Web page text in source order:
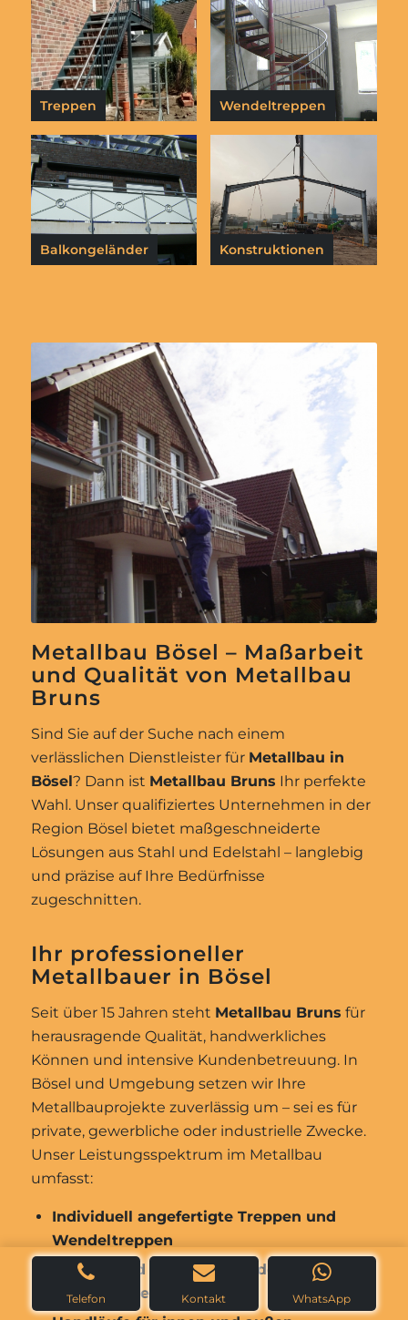
Treppen Wendeltreppen
Balkongeländer Konstruktionen
Metallbau Bösel – Maßarbeit
und Qualität von Metallbau
Bruns
Sind Sie auf der Suche nach einem
verlässlichen Dienstleister für Metallbau in
Bösel? Dann ist Metallbau Bruns Ihr perfekte
Wahl. Unser qualifiziertes Unternehmen in der
Region Bösel bietet maßgeschneiderte
Lösungen aus Stahl und Edelstahl – langlebig
und präzise auf Ihre Bedürfnisse
zugeschnitten.
Ihr professioneller
Metallbauer in Bösel
Seit über 15 Jahren steht Metallbau Bruns für
herausragende Qualität, handwerkliches
Können und intensive Kundenbetreuung. In
Bösel und Umgebung setzen wir Ihre
Metallbauprojekte zuverlässig um – sei es für
private, gewerbliche oder industrielle Zwecke.
Unser Leistungsspektrum im Metallbau
umfasst:
Individuell angefertigte Treppen und
Wendeltreppen
Balkon- und Treppengeländer nach Ihren
Vorstellungen
Telefon Kontakt WhatsApp